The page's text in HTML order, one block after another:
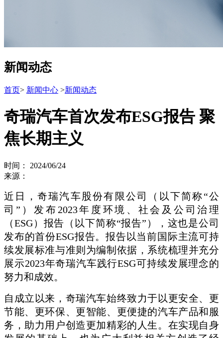
新闻动态
首页> 新闻中心 >新闻动态
奇瑞汽车首次发布ESG报告 聚
焦长期主义
时间： 2024/06/24
来源：
近日，奇瑞汽车股份有限公司（以下简称“公
司”）发布2023年度环境、社会及公司治理
（ESG）报告（以下简称“报告”），这也是公司
发布的首份ESG报告。报告以当前国际主流可持
续发展标准与准则为编制依据，系统梳理并充分
展示2023年奇瑞汽车践行ESG可持续发展理念的
努力和成效。
自成立以来，奇瑞汽车始终致力于以更安全、更
节能、更环保、更智能、更便捷的汽车产品和服
务，助力用户创造更加精彩的人生。在实现自身